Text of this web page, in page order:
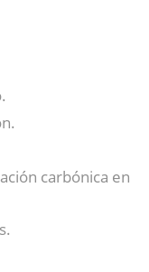
carbónica en